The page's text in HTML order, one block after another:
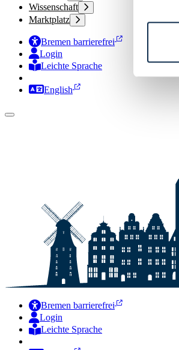
Wissenschaft
Marktplatz
Bremen barrierefrei
Login
Leichte Sprache
Zur Deutschen Gebärdensprache
English
Bremen barrierefrei
Login
Leichte Sprache